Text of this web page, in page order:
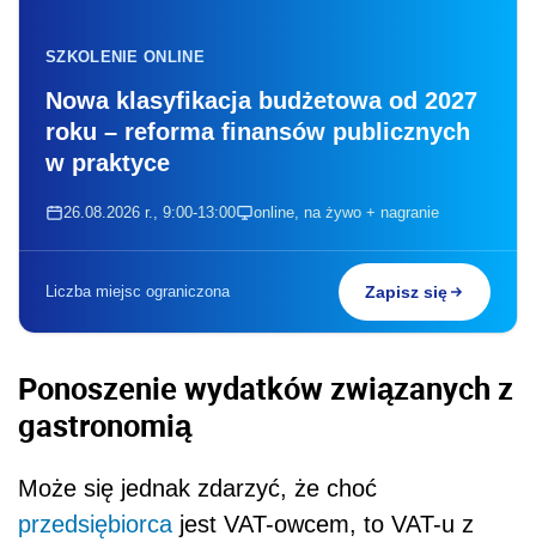
SZKOLENIE ONLINE
Nowa klasyfikacja budżetowa od 2027
roku – reforma finansów publicznych
w praktyce
26.08.2026 r., 9:00-13:00 online, na żywo + nagranie
Liczba miejsc ograniczona Zapisz się
Ponoszenie wydatków związanych z
gastronomią
Może się jednak zdarzyć, że choć
przedsiębiorca jest VAT-owcem, to VAT-u z